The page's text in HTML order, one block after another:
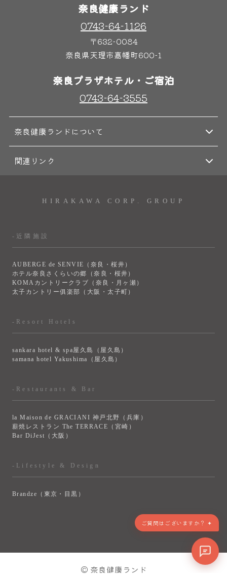
奈良健康ランド
0743-64-1126
〒632-0084
奈良県天理市嘉幡町600-1
奈良プラザホテル・ご宿泊
0743-64-3555
奈良健康ランドについて
関連リンク
HIRAKAWA CORP. GROUP
-近隣施設
AUBERGE de SENVIE（奈良・桜井）
ホテル奈良さくらいの郷（奈良・桜井）
KOMAカントリークラブ（奈良・月ヶ瀬）
太子カントリー俱楽部（大阪・太子町）
-Resort Hotels
sankara hotel & spa屋久島（屋久島）
samana hotel Yakushima（屋久島）
-Restaurants & Bar
la Maison de GRACIANI 神戸北野（兵庫）
薪焼レストラン The TERRACE（宮崎）
Bar DiJest（大阪）
-Lifestyle & Design
Brandze（東京・目黒）
> VIEW MORE
© 奈良健康ランド